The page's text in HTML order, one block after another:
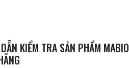
KIỂM TRA SẢN PHẨM MABIO